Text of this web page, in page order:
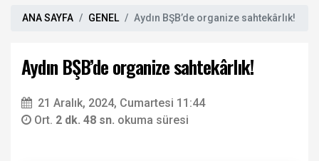
ANA SAYFA GENEL Aydın BŞB’de organize sahtekârlık!
Aydın BŞB’de organize sahtekârlık!
21 Aralık, 2024, Cumartesi 11:44
Ort. 2 dk. 48 sn. okuma süresi